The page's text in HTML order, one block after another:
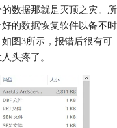
数据那就是灭顶之灾。所
的数据恢复软件以备不时
图3所示，报错后很有可
头疼了。